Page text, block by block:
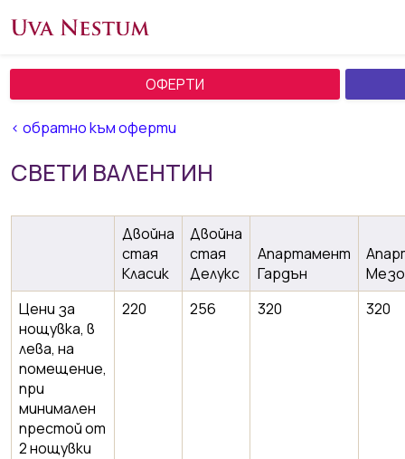
ОФЕРТИ
< обратно към оферти
СВЕТИ ВАЛЕНТИН
Двойна
стая
Класик
Двойна
стая
Делукс
Апартамент
Гардън
Цени за
нощувка, в
лева, на
помещение,
при
минимален
престой от
2 нощувки
220 256 320 320